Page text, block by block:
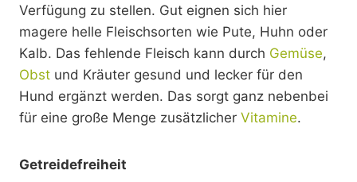
Verfügung zu stellen. Gut eignen sich hier
magere helle Fleischsorten wie Pute, Huhn oder
Kalb. Das fehlende Fleisch kann durch Gemüse,
Obst und Kräuter gesund und lecker für den
Hund ergänzt werden. Das sorgt ganz nebenbei
für eine große Menge zusätzlicher Vitamine.
Getreidefreiheit